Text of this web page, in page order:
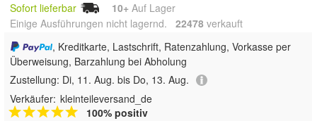
Sofort lieferbar 10+ Auf Lager
Einige Ausführungen nicht lagernd. 22478 verkauft
, Kreditkarte, Lastschrift, Ratenzahlung, Vorkasse per
Überweisung, Barzahlung bei Abholung
Zustellung: Di, 11. Aug. bis Do, 13. Aug.
Verkäufer: kleinteileversand_de
100% positiv